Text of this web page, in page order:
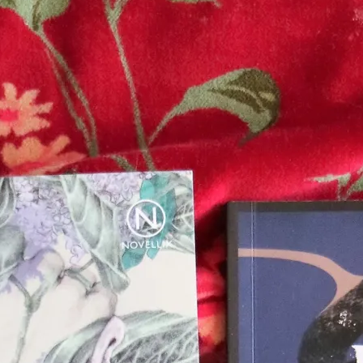
Filmatiseringar
Historia Illustrerat
Kvinnors liv
Kärlek
Läsa Nobelpriset
Nyutkommet Personligt Poesi
& samhälle Prisbelönt
Relationer Sorg
Storbritannien Summeringar
Tonår Ungdomsböcker
USA Utläst Vill läsa